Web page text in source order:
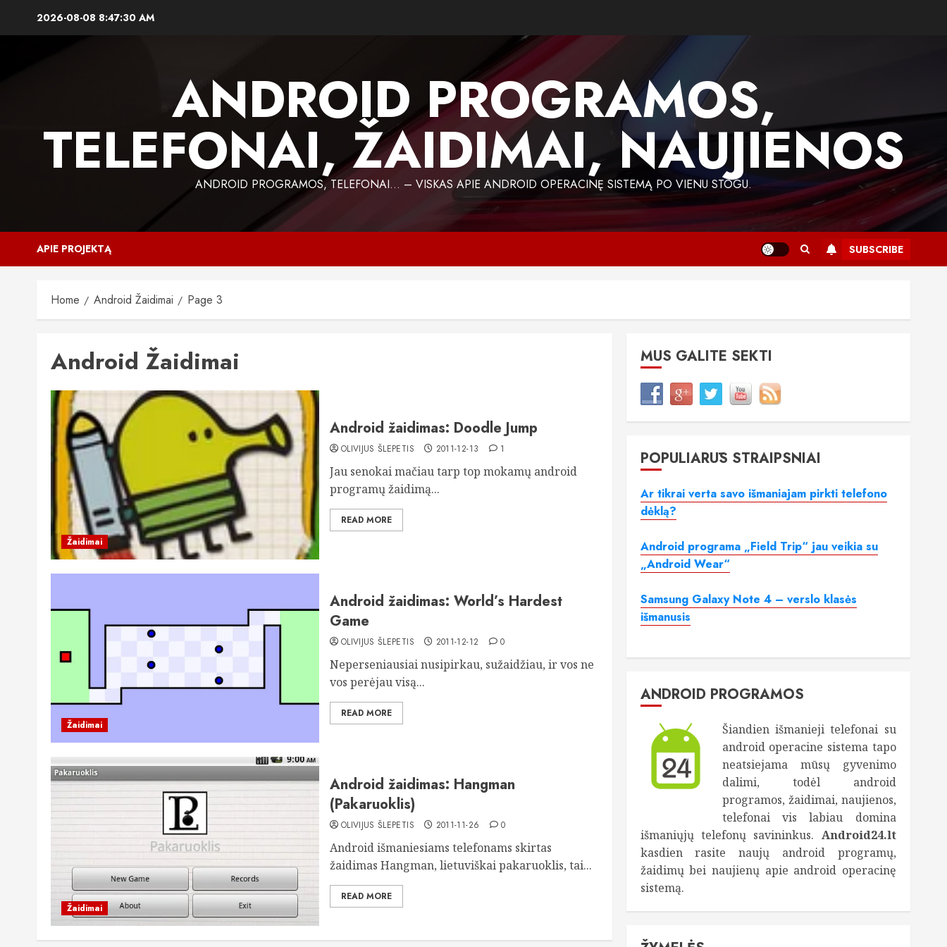
2026-08-08 8:47:31 AM
ANDROID PROGRAMOS,
TELEFONAI, ŽAIDIMAI, NAUJIENOS
ANDROID PROGRAMOS, TELEFONAI… – VISKAS APIE ANDROID OPERACINĘ SISTEMĄ PO VIENU STOGU.
APIE PROJEKTĄ SUBSCRIBE
Home Android Žaidimai Page 3
Android Žaidimai
Žaidimai
Android žaidimas: Doodle Jump
OLIVIJUS ŠLEPETIS 2011-12-13 1
Jau senokai mačiau tarp top mokamų android
programų žaidimą...
READ MORE
Žaidimai
Android žaidimas: World’s Hardest
Game
OLIVIJUS ŠLEPETIS 2011-12-12 0
Neperseniausiai nusipirkau, sužaidžiau, ir vos ne
vos perėjau visą...
READ MORE
Žaidimai
Android žaidimas: Hangman
(Pakaruoklis)
OLIVIJUS ŠLEPETIS 2011-11-26 0
Android išmaniesiams telefonams skirtas
žaidimas Hangman, lietuviškai pakaruoklis, tai...
READ MORE
MUS GALITE SEKTI
POPULIARŪS STRAIPSNIAI
Ar tikrai verta savo išmaniajam pirkti telefono
dėklą?
Android programa „Field Trip“ jau veikia su
„Android Wear“
Samsung Galaxy Note 4 – verslo klasės
išmanusis
ANDROID PROGRAMOS
Šiandien išmanieji telefonai su
android operacine sistema tapo
neatsiejama mūsų gyvenimo
dalimi, todėl android
programos, žaidimai, naujienos,
telefonai vis labiau domina
išmaniųjų telefonų savininkus. Android24.lt
kasdien rasite naujų android programų,
žaidimų bei naujienų apie android operacinę
sistemą.